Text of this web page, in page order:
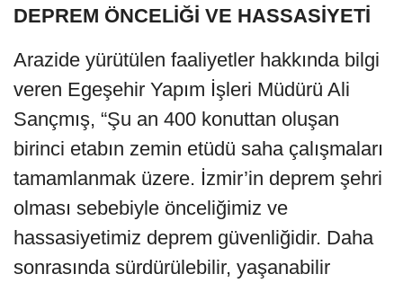
DEPREM ÖNCELİĞİ VE HASSASİYETİ
Arazide yürütülen faaliyetler hakkında bilgi
veren Egeşehir Yapım İşleri Müdürü Ali
Sançmış, “Şu an 400 konuttan oluşan
birinci etabın zemin etüdü saha çalışmaları
tamamlanmak üzere. İzmir’in deprem şehri
olması sebebiyle önceliğimiz ve
hassasiyetimiz deprem güvenliğidir. Daha
sonrasında sürdürülebilir, yaşanabilir